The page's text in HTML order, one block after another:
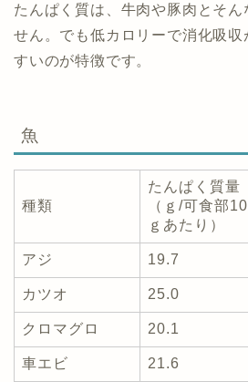
たんぱく質は、牛肉や豚肉とそん
せん。でも低カロリーで消化吸
すいのが特徴です。
魚
種類
たんぱく質量
（ｇ/可食部
ｇあたり）
アジ 19.7
カツオ 25.0
クロマグロ 20.1
車エビ 21.6